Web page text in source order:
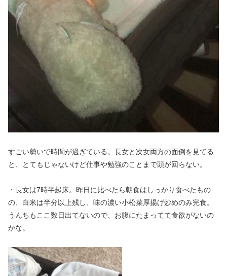
すごい勢いで時間が過ぎている。長女と次女両方の面倒を見てる
と、とてもじゃないけど仕事や勉強のことまで頭が回らない。
・長女は7時半起床。昨日に比べたら朝食はしっかり食べたもの
の、白米は半分以上残し、味の濃い小松菜厚揚げ炒めのみ完食。
うんちもここ数日出てないので、お腹にたまってて食欲がないの
かな。